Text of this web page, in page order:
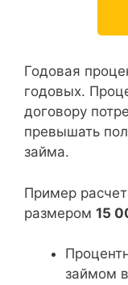
Годовая
годовых.
договору
превышать
займа.
Пример
размером 15
займом